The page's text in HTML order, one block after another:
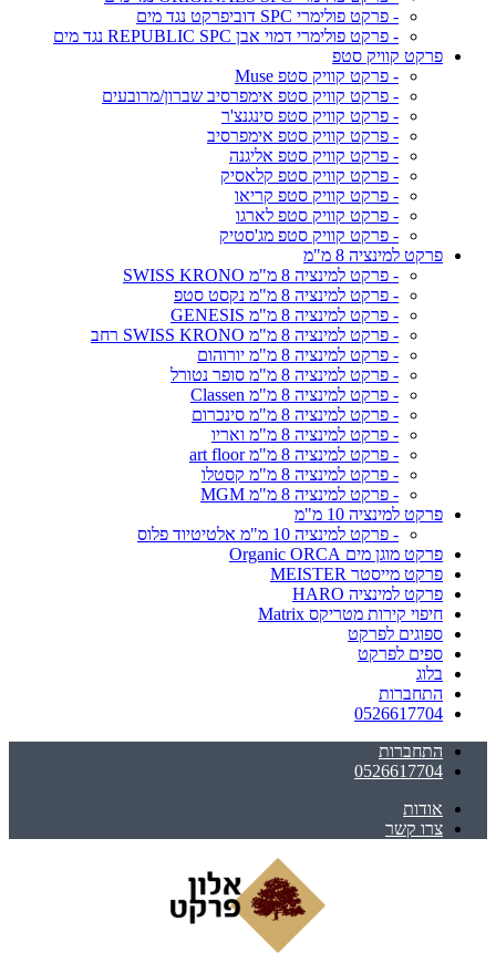
- פרקט פולימרי SPC דוביפרקט נגד מים
- פרקט פולימרי דמוי אבן REPUBLIC SPC נגד מים
פרקט קוויק סטפ
- פרקט קוויק סטפ Muse
- פרקט קוויק סטפ אימפרסיב שברון/מרובעים
- פרקט קוויק סטפ סינגנצ'ר
- פרקט קוויק סטפ אימפרסיב
- פרקט קוויק סטפ אליגנה
- פרקט קוויק סטפ קלאסיק
- פרקט קוויק סטפ קריאו
- פרקט קוויק סטפ לארגו
- פרקט קוויק סטפ מג'סטיק
פרקט למינציה 8 מ"מ
- פרקט למינציה 8 מ"מ SWISS KRONO
- פרקט למינציה 8 מ"מ נקסט סטפ
- פרקט למינציה 8 מ"מ GENESIS
- פרקט למינציה 8 מ"מ SWISS KRONO רחב
- פרקט למינציה 8 מ"מ יורוהום
- פרקט למינציה 8 מ"מ סופר נטורל
- פרקט למינציה 8 מ"מ Classen
- פרקט למינציה 8 מ"מ סינכרום
- פרקט למינציה 8 מ"מ ואריו
- פרקט למינציה 8 מ"מ art floor
- פרקט למינציה 8 מ"מ קסטלו
- פרקט למינציה 8 מ"מ MGM
פרקט למינציה 10 מ"מ
- פרקט למינציה 10 מ"מ אלטיטיוד פלוס
פרקט מוגן מים Organic ORCA
פרקט מייסטר MEISTER
פרקט למינציה HARO
חיפוי קירות מטריקס Matrix
ספוגים לפרקט
ספים לפרקט
בלוג
התחברות
0526617704
התחברות
0526617704
אודות
צרו קשר